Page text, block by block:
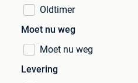
Oldtimer
Moet nu weg
Moet nu weg
Levering